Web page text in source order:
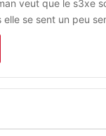
veut que le s3xe
elle se sent un peu